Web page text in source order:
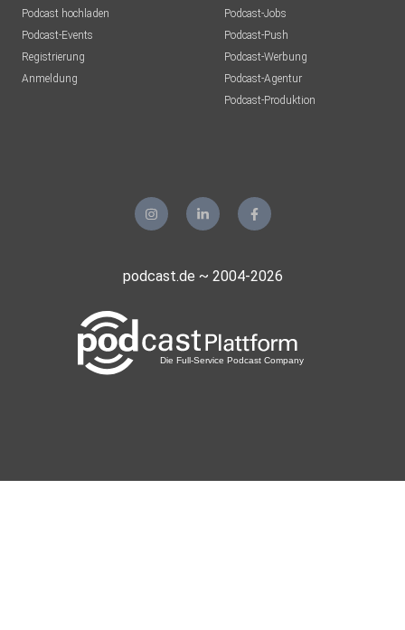
Podcast hochladen
Podcast-Events
Registrierung
Anmeldung
Podcast-Jobs
Podcast-Push
Podcast-Werbung
Podcast-Agentur
Podcast-Produktion
podcast.de ~ 2004-2026